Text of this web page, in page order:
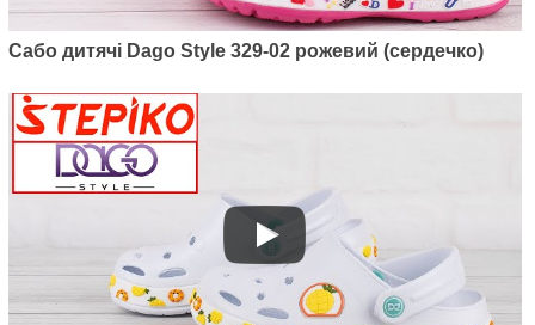
Артикул: 2091-03
Крокси Kredo 2091-03 (темно-
395
Сабо дитячі Dago Style 329-02 рожевий (сердечко)